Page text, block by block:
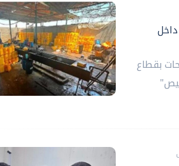
داخل
بقطاع